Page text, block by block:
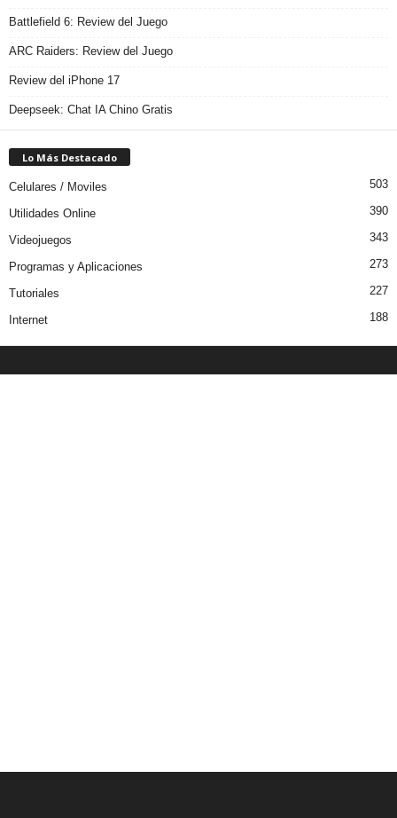
Battlefield 6: Review del Juego
ARC Raiders: Review del Juego
Review del iPhone 17
Deepseek: Chat IA Chino Gratis
Lo Más Destacado
Celulares / Moviles 503
Utilidades Online 390
Videojuegos 343
Programas y Aplicaciones 273
Tutoriales 227
Internet 188